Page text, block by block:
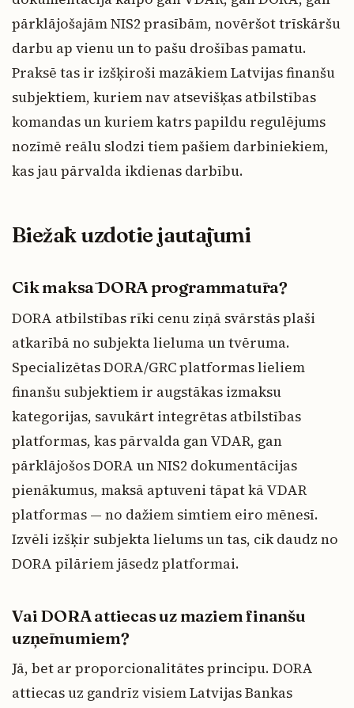
pārklājošajām NIS2 prasībām, novēršot trīskāršu
darbu ap vienu un to pašu drošības pamatu.
Praksē tas ir izšķiroši mazākiem Latvijas finanšu
subjektiem, kuriem nav atsevišķas atbilstības
komandas un kuriem katrs papildu regulējums
nozīmē reālu slodzi tiem pašiem darbiniekiem,
kas jau pārvalda ikdienas darbību.
Biežāk uzdotie jautājumi
Cik maksā DORA programmatūra?
DORA atbilstības rīki cenu ziņā svārstās plaši
atkarībā no subjekta lieluma un tvēruma.
Specializētas DORA/GRC platformas lieliem
finanšu subjektiem ir augstākas izmaksu
kategorijas, savukārt integrētas atbilstības
platformas, kas pārvalda gan VDAR, gan
pārklājošos DORA un NIS2 dokumentācijas
pienākumus, maksā aptuveni tāpat kā VDAR
platformas — no dažiem simtiem eiro mēnesī.
Izvēli izšķir subjekta lielums un tas, cik daudz no
DORA pīlāriem jāsedz platformai.
Vai DORA attiecas uz maziem finanšu
uzņēmumiem?
Jā, bet ar proporcionalitātes principu. DORA
attiecas uz gandrīz visiem Latvijas Bankas